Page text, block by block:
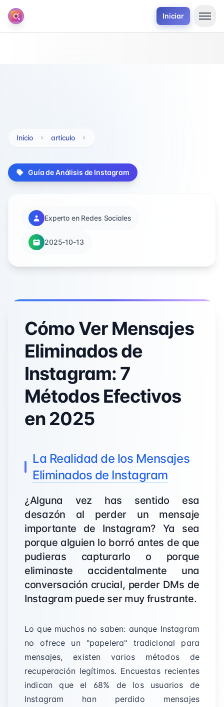
Iniciar
Inicio artículo
Guía de Análisis de Instagram
Experto en Redes Sociales
2025-10-13
Cómo Ver Mensajes
Eliminados de
Instagram: 7
Métodos Efectivos
en 2025
La Realidad de los Mensajes
Eliminados de Instagram
¿Alguna vez has sentido esa
desazón al perder un mensaje
importante de Instagram? Ya sea
porque alguien lo borró antes de que
pudieras capturarlo o porque
eliminaste accidentalmente una
conversación crucial, perder DMs de
Instagram puede ser muy frustrante.
Lo que muchos no saben: aunque Instagram
no ofrece un "papelera" tradicional para
mensajes, existen varios métodos de
recuperación legítimos. Encuestas recientes
indican que el 68% de los usuarios de
Instagram han perdido mensajes